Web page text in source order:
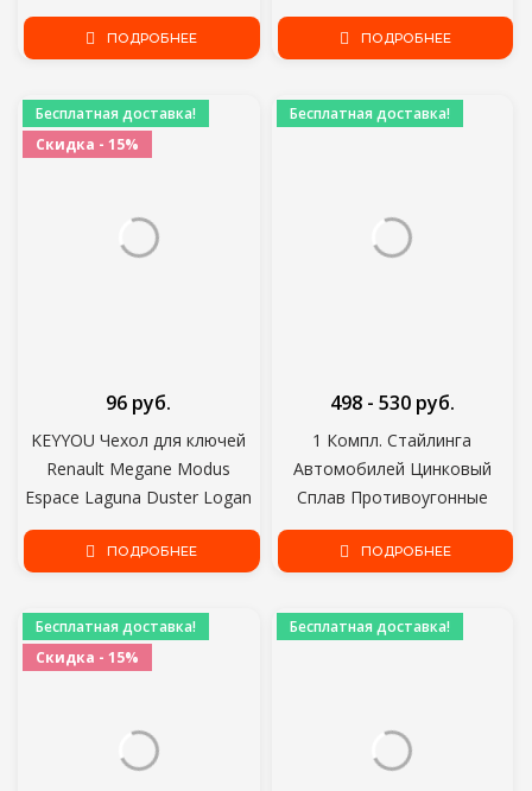
Series 7 Series Z4 X3 X4 X5 X6
Car Key Logo
ПОДРОБНЕЕ
Труба Звук Глушитель
Сдувной Клапан
Свистун
ПОДРОБНЕЕ
Бесплатная доставка!
Скидка - 15%
KEYYOU Чехол для ключей
Renault Megane Modus
Espace Laguna Duster Logan
DACIA Sandero Fluence Clio
Kango Для NISSAN ALMERA 2
96 руб.
ПОДРОБНЕЕ
Бесплатная доставка!
1 Компл. Стайлинга
Автомобилей Цинковый
Сплав Противоугонные
Спортивные Автомобильные
Шины Клапанные Колпачки
Воздушный Колпачок
Герметичные крышки
498 - 530 руб.
ПОДРОБНЕЕ
Бесплатная доставка!
Скидка - 15%
Бесплатная доставка!